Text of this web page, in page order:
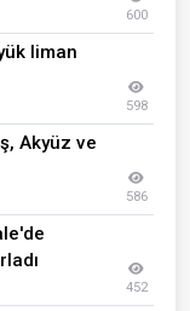
600
liman
598
Akyüz ve
586
452